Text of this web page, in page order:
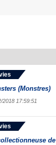
(Monstres)
2018 17:59:51
de